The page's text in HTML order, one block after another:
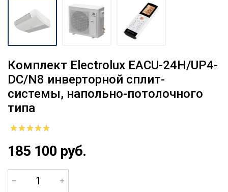
Комплект Electrolux EACU-24H/UP4-
DC/N8 инверторной сплит-
системы, напольно-потолочного
типа
185 100 руб.